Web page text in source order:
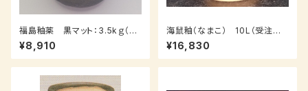
福島釉薬 黒マット：3.5kｇ（送
料込み：レターパックプラス）
¥8,910
海鼠釉（なまこ） 10L（受注後、
7～14日後発送）
¥16,830